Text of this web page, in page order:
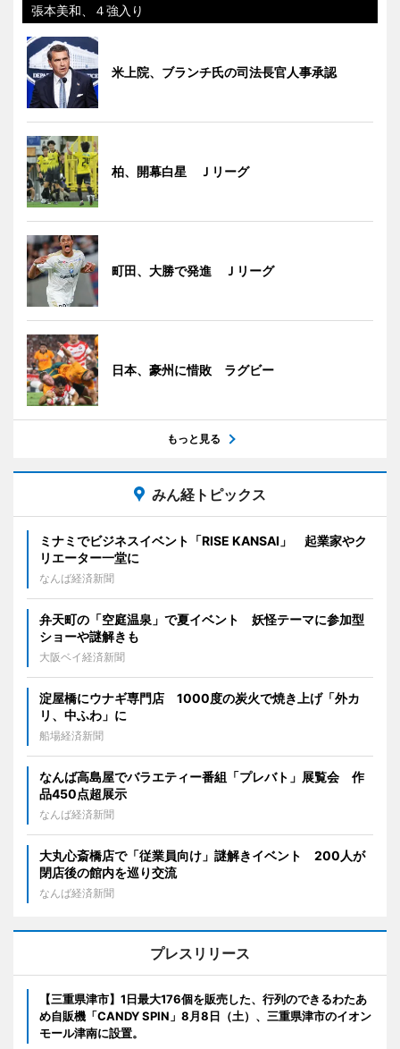
張本美和、４強入り
米上院、ブランチ氏の司法長官人事承認
柏、開幕白星 Ｊリーグ
町田、大勝で発進 Ｊリーグ
日本、豪州に惜敗 ラグビー
もっと見る
みん経トピックス
ミナミでビジネスイベント「RISE KANSAI」 起業家やク
リエーター一堂に
なんば経済新聞
弁天町の「空庭温泉」で夏イベント 妖怪テーマに参加型
ショーや謎解きも
大阪ベイ経済新聞
淀屋橋にウナギ専門店 1000度の炭火で焼き上げ「外カ
リ、中ふわ」に
船場経済新聞
なんば高島屋でバラエティー番組「プレバト」展覧会 作
品450点超展示
なんば経済新聞
大丸心斎橋店で「従業員向け」謎解きイベント 200人が
閉店後の館内を巡り交流
なんば経済新聞
プレスリリース
【三重県津市】1日最大176個を販売した、行列のできるわたあ
め自販機「CANDY SPIN」8月8日（土）、三重県津市のイオン
モール津南に設置。